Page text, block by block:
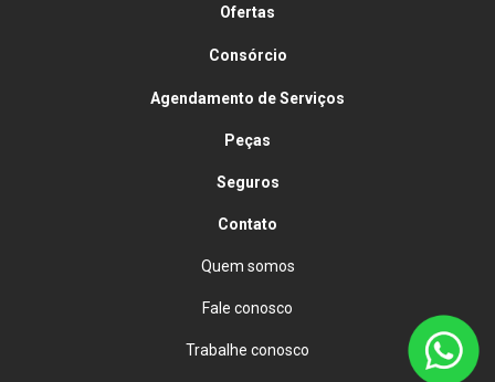
Ofertas
Consórcio
Agendamento de Serviços
Peças
Seguros
Contato
Quem somos
Fale conosco
Trabalhe conosco